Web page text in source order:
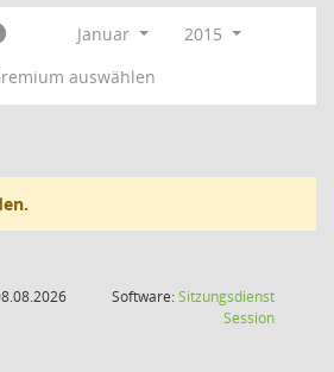
Januar
2015
auswählen
Software:Sitzungsdienst
Session(Wird in